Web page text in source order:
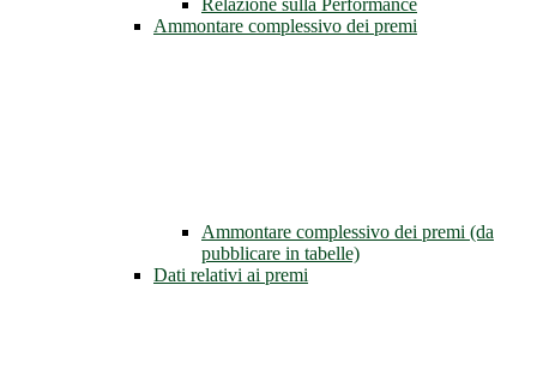
Relazione sulla Performance
Ammontare complessivo dei premi
Ammontare complessivo dei premi (da
pubblicare in tabelle)
Dati relativi ai premi